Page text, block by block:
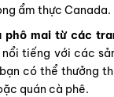
ẩm thực Canada.
phô mai từ các
tiếng với các
có thể thưởng
quán cà phê.